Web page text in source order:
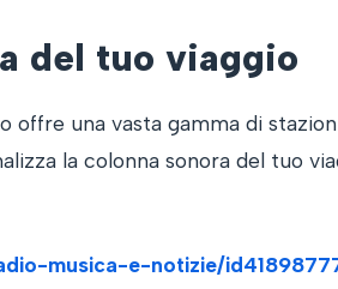
del tuo viaggio
offre una vasta gamma di
la colonna sonora del tuo
musica-e-notizie/